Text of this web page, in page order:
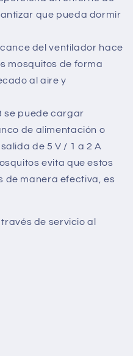
que pueda dormir
del ventilador hace
mosquitos de forma
al aire y
se puede cargar
de alimentación o
de 5 V / 1 a 2 A
evita que estos
de manera efectiva, es
de servicio al